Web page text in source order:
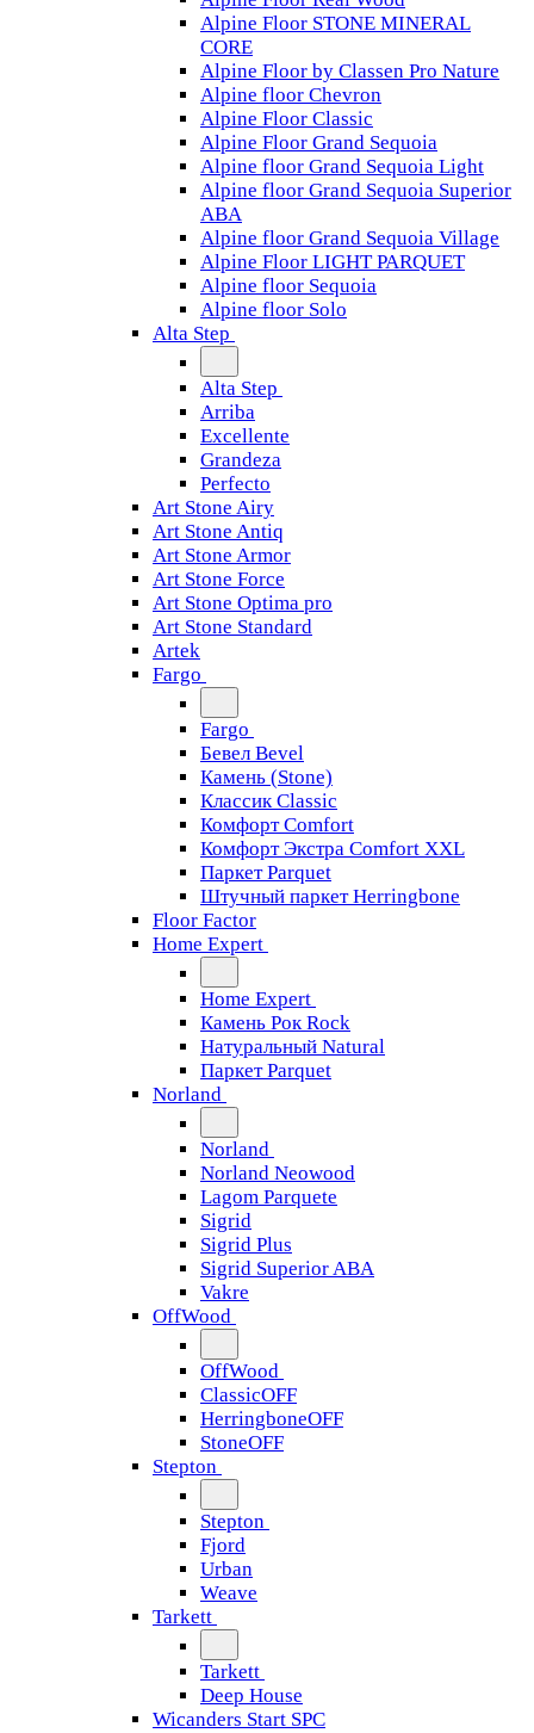
Alpine Floor STONE MINERAL
CORE
Alpine Floor by Classen Pro Nature
Alpine floor Chevron
Alpine Floor Classic
Alpine Floor Grand Sequoia
Alpine floor Grand Sequoia Light
Alpine floor Grand Sequoia Superior
ABA
Alpine floor Grand Sequoia Village
Alpine Floor LIGHT PARQUET
Alpine floor Sequoia
Alpine floor Solo
Alta Step
Alta Step
Arriba
Excellente
Grandeza
Perfecto
Art Stone Airy
Art Stone Antiq
Art Stone Armor
Art Stone Force
Art Stone Optima pro
Art Stone Standard
Artek
Fargo
Fargo
Бевел Bevel
Камень (Stone)
Классик Classic
Комфорт Comfort
Комфорт Экстра Comfort XXL
Паркет Parquet
Штучный паркет Herringbone
Floor Factor
Home Expert
Home Expert
Камень Рок Rock
Натуральный Natural
Паркет Parquet
Norland
Norland
Norland Neowood
Lagom Parquete
Sigrid
Sigrid Plus
Sigrid Superior ABA
Vakre
OffWood
OffWood
ClassicOFF
HerringboneOFF
StoneOFF
Stepton
Stepton
Fjord
Urban
Weave
Tarkett
Tarkett
Deep House
Wicanders Start SPC